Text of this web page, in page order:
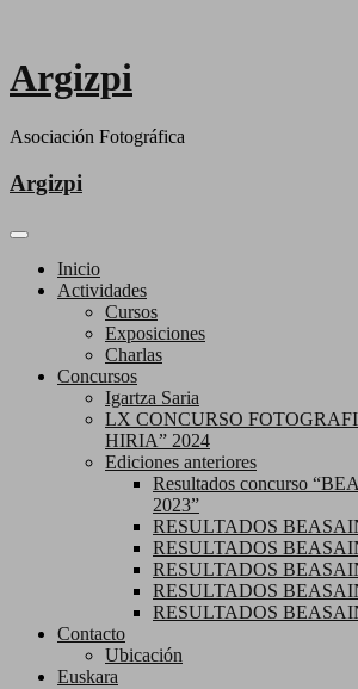
contenido
Argizpi
Asociación Fotográfica
Argizpi
Inicio
Actividades
Cursos
Exposiciones
Charlas
Concursos
Igartza Saria
LX CONCURSO
HIRIA” 2024
Ediciones anteriores
Resultados concurso
2023”
RESULTADOS
RESULTADOS
RESULTADOS
RESULTADOS
RESULTADOS
Contacto
Ubicación
Euskara